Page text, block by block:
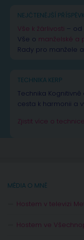
NEJČTENĚJŠÍ
Vše k žárlivosti – od
Vše o manželské a
Rady pro manžele
TECHNIKA KERP
Technika
cesta k harmonii a
Zjistit více o technice
MÉDIA O MNĚ
Hostem v televizi
Hostem ve